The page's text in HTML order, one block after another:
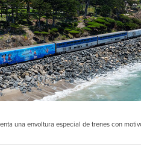
una envoltura especial de trenes con